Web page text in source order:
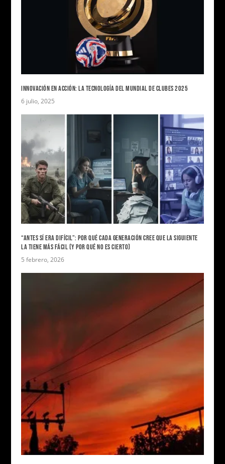
INNOVACIÓN EN ACCIÓN: LA TECNOLOGÍA DEL MUNDIAL DE CLUBES 2025
6 julio, 2025
“ANTES SÍ ERA DIFÍCIL”: POR QUÉ CADA GENERACIÓN CREE QUE LA SIGUIENTE
LA TIENE MÁS FÁCIL (Y POR QUÉ NO ES CIERTO)
5 febrero, 2026